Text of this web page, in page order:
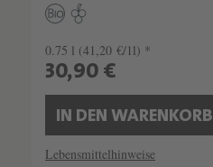
0.75 l (41,20 €/1l) *
30,90 €
IN DEN WARENKORB
Lebensmittelhinweise